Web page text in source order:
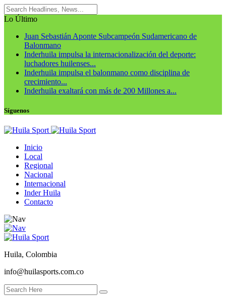
Lo Último
Juan Sebastián Aponte Subcampeón Sudamericano de
Balonmano
Inderhuila impulsa la internacionalización del deporte:
luchadores huilenses...
Inderhuila impulsa el balonmano como disciplina de
crecimiento...
Inderhuila exaltará con más de 200 Millones a...
Síguenos
Inicio
Local
Regional
Nacional
Internacional
Inder Huila
Contacto
Huila, Colombia
info@huilasports.com.co